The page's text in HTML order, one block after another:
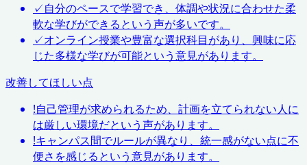
✓自分のペースで学習でき、体調や状況に合わせた柔
軟な学びができるという声が多いです。
✓オンライン授業や豊富な選択科目があり、興味に応
じた多様な学びが可能という意見があります。
改善してほしい点
!自己管理が求められるため、計画を立てられない人に
は厳しい環境だという声があります。
!キャンパス間でルールが異なり、統一感がない点に不
便さを感じるという意見があります。